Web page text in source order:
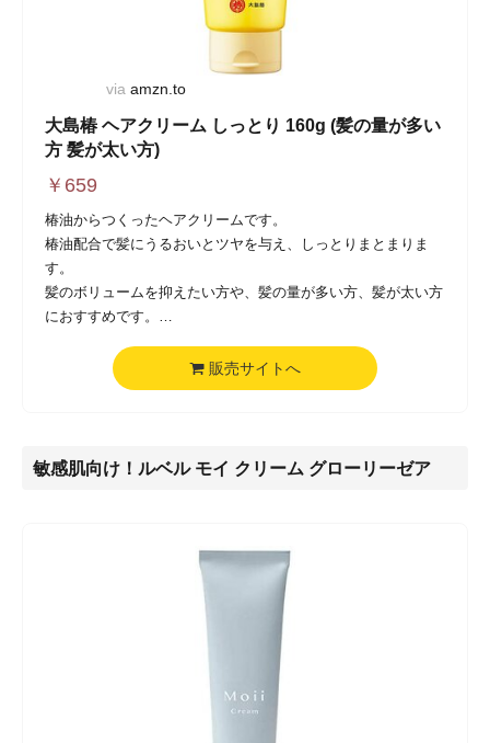
via amzn.to
大島椿 ヘアクリーム しっとり 160g (髪の量が多い
方 髪が太い方)
￥ 659
椿油からつくったヘアクリームです。
椿油配合で髪にうるおいとツヤを与え、しっとりまとまりま
す。
髪のボリュームを抑えたい方や、髪の量が多い方、髪が太い方
におすすめです。
においがなくべたつきません。販売サイトへ
敏感肌向け！ルベル モイ クリーム グローリーゼア